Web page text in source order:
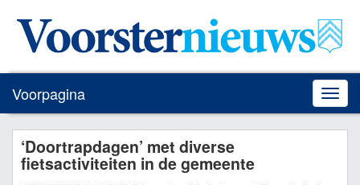
Toggle
Voorpagina
‘Doortrapdagen’ met diverse
fietsactiviteiten in de gemeente